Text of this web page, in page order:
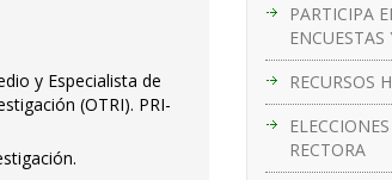
PARTICIPA
RECURSOS
RECTORA
y Especialista de
(OTRI). PRI-